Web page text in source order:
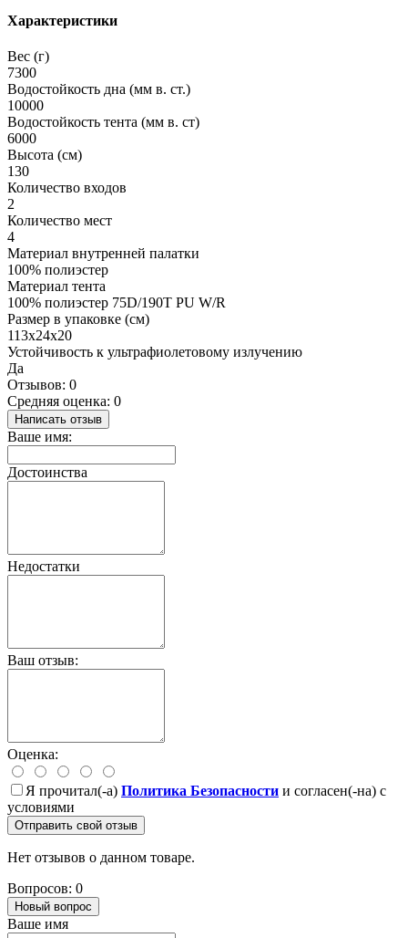
Характеристики
Вес (г)
7300
Водостойкость дна (мм в. ст.)
10000
Водостойкость тента (мм в. ст)
6000
Высота (см)
130
Количество входов
2
Количество мест
4
Материал внутренней палатки
100% полиэстер
Материал тента
100% полиэстер 75D/190T PU W/R
Размер в упаковке (см)
113х24х20
Устойчивость к ультрафиолетовому излучению
Да
Отзывов: 0
Средняя оценка: 0
Написать отзыв
Ваше имя:
Достоинства
Недостатки
Ваш отзыв:
Оценка:
Я прочитал(-а) Политика Безопасности и согласен(-на) с
условиями
Отправить свой отзыв
Нет отзывов о данном товаре.
Вопросов: 0
Новый вопрос
Ваше имя